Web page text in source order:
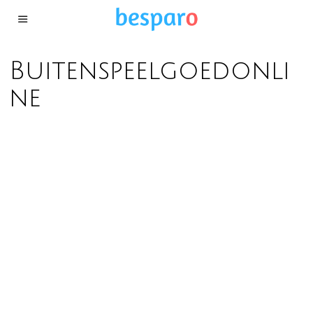
Buitenspeelgoedonli
ne